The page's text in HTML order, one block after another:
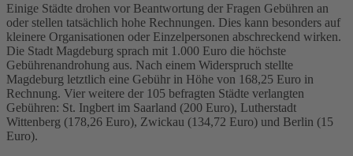
Einige Städte drohen vor Beantwortung der Fragen Gebühren an
oder stellen tatsächlich hohe Rechnungen. Dies kann besonders auf
kleinere Organisationen oder Einzelpersonen abschreckend wirken.
Die Stadt Magdeburg sprach mit 1.000 Euro die höchste
Gebührenandrohung aus. Nach einem Widerspruch stellte
Magdeburg letztlich eine Gebühr in Höhe von 168,25 Euro in
Rechnung. Vier weitere der 105 befragten Städte verlangten
Gebühren: St. Ingbert im Saarland (200 Euro), Lutherstadt
Wittenberg (178,26 Euro), Zwickau (134,72 Euro) und Berlin (15
Euro).